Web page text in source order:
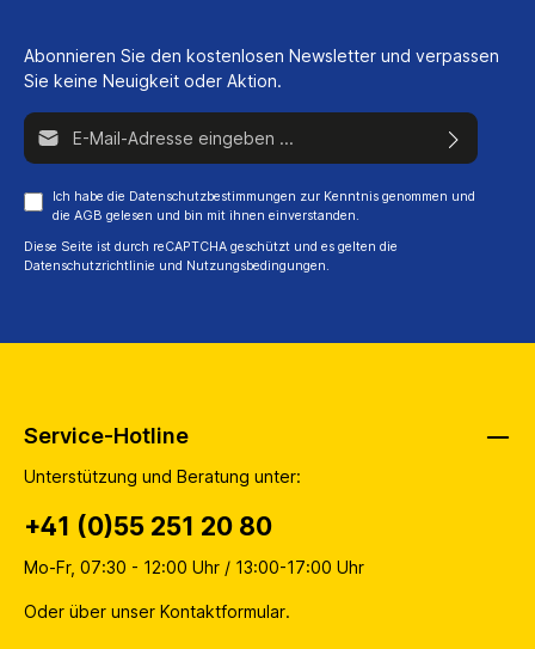
Abonnieren Sie den kostenlosen Newsletter und verpassen
Sie keine Neuigkeit oder Aktion.
E-Mail-Adresse*
Ich habe die Datenschutzbestimmungen zur Kenntnis genommen und
die AGB gelesen und bin mit ihnen einverstanden.
Diese Seite ist durch reCAPTCHA geschützt und es gelten die
Datenschutzrichtlinie und Nutzungsbedingungen
Service-Hotline
Unterstützung und Beratung unter:
+41 (0)55 251 20 80
Mo-Fr, 07:30 - 12:00 Uhr / 13:00-17:00 Uhr
Oder über unser Kontaktformular.